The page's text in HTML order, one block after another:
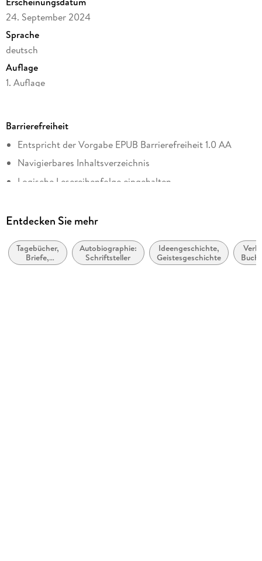
24. September 2024
Sprache
deutsch
Auflage
1. Auflage
Dateigröße
8,79 MB
Reihe
Suhrkamp Verlag
Siegfried Unseld
Ulrike Anders, Jan Bürger
Verlag/Hersteller
Barrierefreiheit
Entspricht der Vorgabe EPUB Barrierefreiheit 1.0 AA
Navigierbares Inhaltsverzeichnis
Logische Lesereihenfolge eingehalten
Alle Texte können angepasst werden
Weitere Hinweise: barrierefreiheit@suhrkamp.de
Entdecken Sie mehr
Tagebücher,
Briefe,
Notizbücher
Autobiographie:
Schriftsteller
Ideengeschichte,
Geistesgeschichte